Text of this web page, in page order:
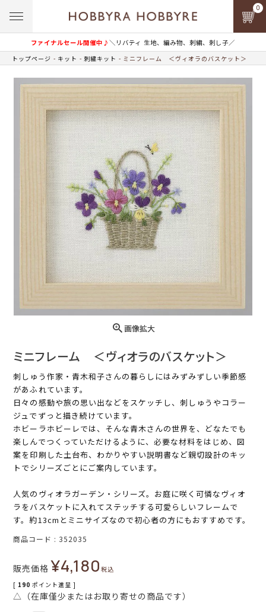
ファイナルセール開催中♪＼リバティ 生地、編み物、刺繍、刺し子／
0
トップページ キット 刺繍キット ミニフレーム ＜ヴィオラのバスケット＞
画像拡大
ミニフレーム ＜ヴィオラのバスケット＞
刺しゅう作家・青木和子さんの暮らしにはみずみずしい季節感
があふれています。
日々の感動や旅の思い出などをスケッチし、刺しゅうやコラー
ジュでずっと描き続けています。
ホビーラホビーレでは、そんな青木さんの世界を、どなたでも
楽しんでつくっていただけるように、必要な材料をはじめ、図
案を印刷した土台布、わかりやすい説明書など親切設計のキッ
トでシリーズごとにご案内しています。
人気のヴィオラガーデン・シリーズ。お庭に咲く可憐なヴィオ
ラをバスケットに入れてステッチする可愛らしいフレームで
す。約13cmとミニサイズなので初心者の方にもおすすめです。
商品コード 352035
販売価格 ¥4,180税込
[ 190 ポイント進呈 ]
△（在庫僅少またはお取り寄せの商品です）